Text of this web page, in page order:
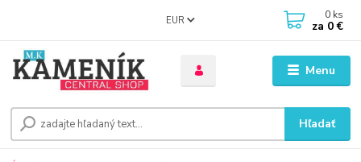
Menu
EUR
Hľadať
0 ks
za 0 €